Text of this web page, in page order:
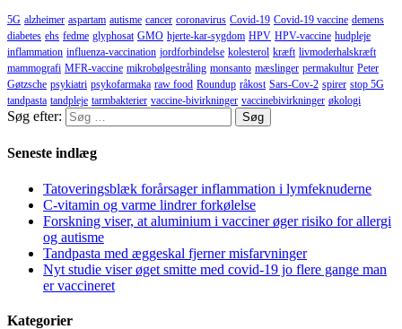
5G alzheimer aspartam autisme cancer coronavirus Covid-19 Covid-19 vaccine demens
diabetes ehs fedme glyphosat GMO hjerte-kar-sygdom HPV HPV-vaccine hudpleje
inflammation influenza-vaccination jordforbindelse kolesterol kræft livmoderhalskræft
mammografi MFR-vaccine mikrobølgestråling monsanto mæslinger permakultur Peter
Gøtzsche psykiatri psykofarmaka raw food Roundup råkost Sars-Cov-2 spirer stop 5G
tandpasta tandpleje tarmbakterier vaccine-bivirkninger vaccinebivirkninger økologi
Søg efter:
Seneste indlæg
Tatoveringsblæk forårsager inflammation i lymfeknuderne
C-vitamin og varme lindrer forkølelse
Forskning viser, at aluminium i vacciner øger risiko for allergi
og autisme
Tandpasta med æggeskal fjerner misfarvninger
Nyt studie viser øget smitte med covid-19 jo flere gange man
er vaccineret
Kategorier